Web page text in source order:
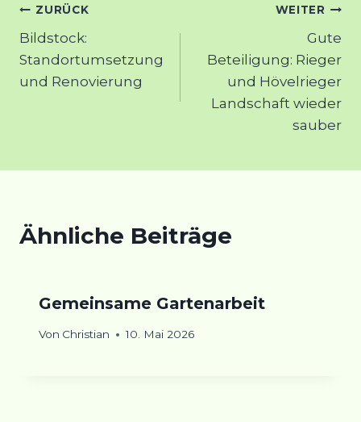
Beitragsnavigation
ZURÜCK
Bildstock:
Standortumsetzung
und Renovierung
WEITER
Gute
Beteiligung: Rieger
und Hövelrieger
Landschaft wieder
sauber
Ähnliche Beiträge
Gemeinsame Gartenarbeit
Von Christian 10. Mai 2026